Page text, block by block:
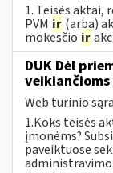
1. Teisės
PVM ir (arba)
mokesčio ir
DUK Dėl
Web turinio
1.Koks teisės
įmonėms?
paveiktuose
administravimo